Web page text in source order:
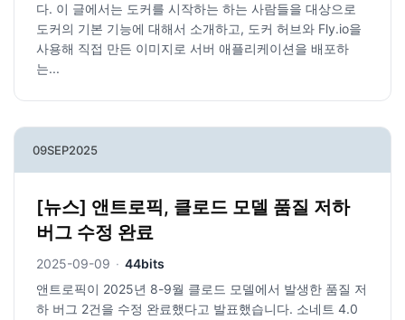
다. 이 글에서는 도커를 시작하는 하는 사람들을 대상으로
도커의 기본 기능에 대해서 소개하고, 도커 허브와 Fly.io을
사용해 직접 만든 이미지로 서버 애플리케이션을 배포하
는...
09SEP2025
[뉴스] 앤트로픽, 클로드 모델 품질 저하
버그 수정 완료
2025-09-09 · 44bits
앤트로픽이 2025년 8-9월 클로드 모델에서 발생한 품질 저
하 버그 2건을 수정 완료했다고 발표했습니다. 소네트 4.0